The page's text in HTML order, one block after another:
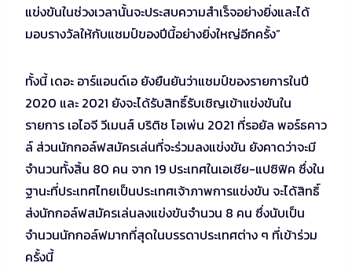
แข่งขันในช่วงเวลานั้นจะประสบความสำเร็จอย่างยิ่งและได้
มอบรางวัลให้กับแชมป์ของปีนี้อย่างยิ่งใหญ่อีกครั้ง”
ทั้งนี้ เดอะ อาร์แอนด์เอ ยังยืนยันว่าแชมป์ของรายการในปี
2020 และ 2021 ยังจะได้รับสิทธิ์รับเชิญเข้าแข่งขันใน
รายการ เอไอจี วีเมนส์ บริติช โอเพ่น 2021 ที่รอยัล พอร์ธคาว
ล์ ส่วนนักกอล์ฟสมัครเล่นที่จะร่วมลงแข่งขัน ยังคาดว่าจะมี
จำนวนทั้งสิ้น 80 คน จาก 19 ประเทศในเอเชีย-แปซิฟิค ซึ่งใน
ฐานะที่ประเทศไทยเป็นประเทศเจ้าภาพการแข่งขัน จะได้สิทธิ์
ส่งนักกอล์ฟสมัครเล่นลงแข่งขันจำนวน 8 คน ซึ่งนับเป็น
จำนวนนักกอล์ฟมากที่สุดในบรรดาประเทศต่าง ๆ ที่เข้าร่วม
ครั้งนี้